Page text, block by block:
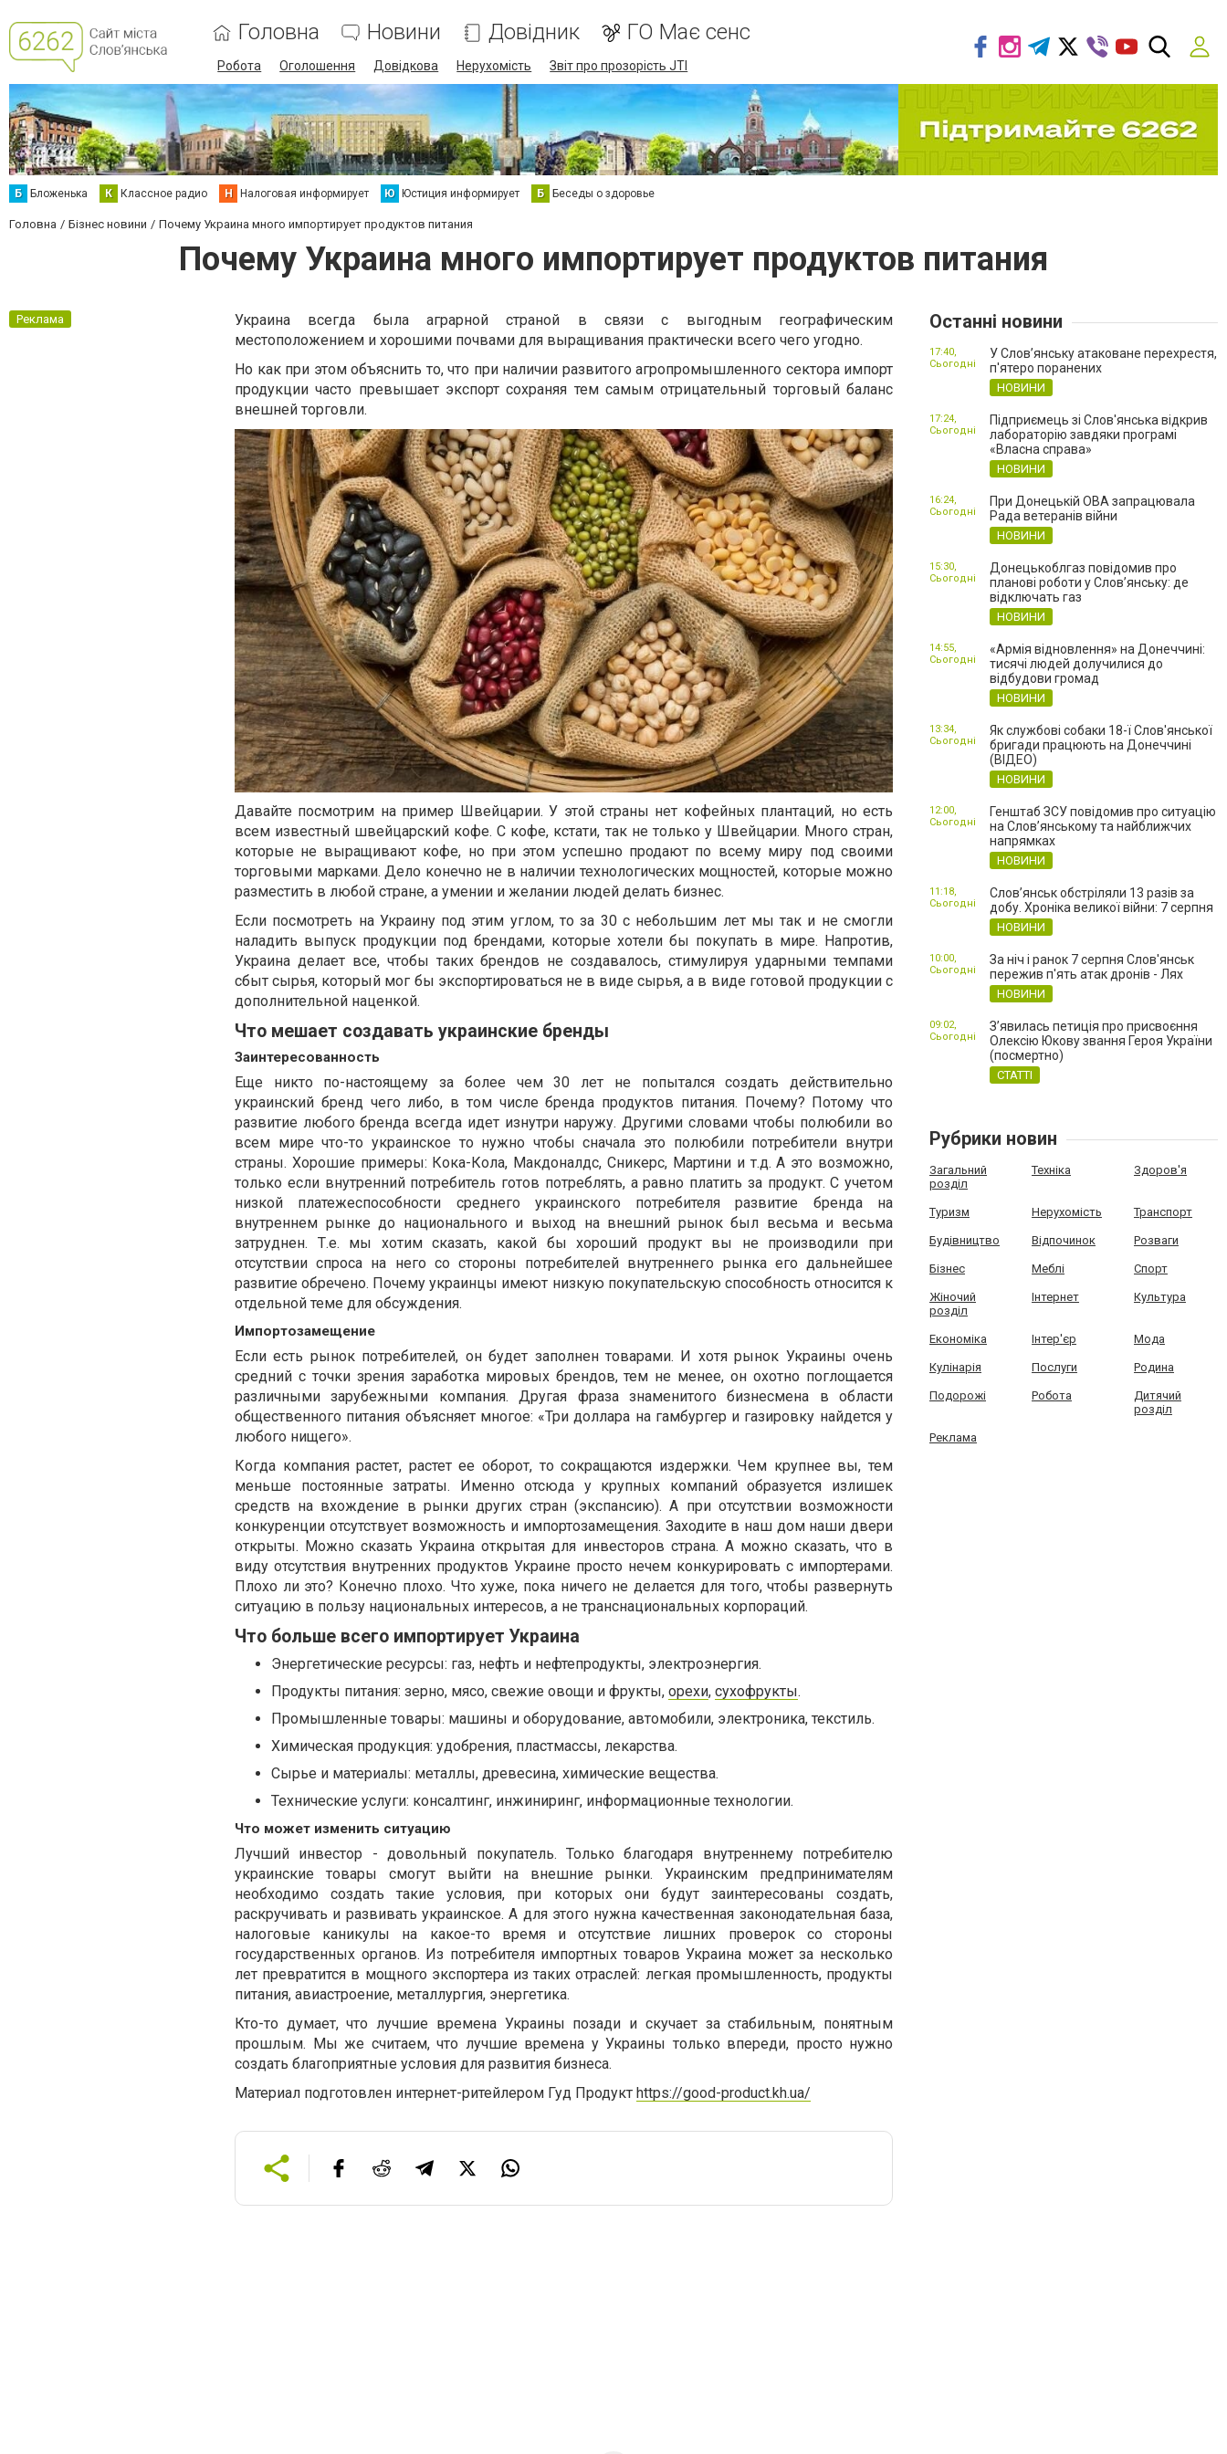
Головна Новини Довідник ГО Має сенс
Робота Оголошення Довідкова Нерухомість Звіт про прозорість JTI
Б Бложенька К Классное радио Н Налоговая информирует Ю Юстиция информирует Б Беседы о здоровье
Головна Бізнес новини Почему Украина много импортирует продуктов питания
Почему Украина много импортирует продуктов питания
Реклама
Украина всегда была аграрной страной в связи с выгодным географическим
местоположением и хорошими почвами для выращивания практически всего чего угодно.
Но как при этом объяснить то, что при наличии развитого агропромышленного сектора импорт
продукции часто превышает экспорт сохраняя тем самым отрицательный торговый баланс
внешней торговли.
Давайте посмотрим на пример Швейцарии. У этой страны нет кофейных плантаций, но есть
всем известный швейцарский кофе. С кофе, кстати, так не только у Швейцарии. Много стран,
которые не выращивают кофе, но при этом успешно продают по всему миру под своими
торговыми марками. Дело конечно не в наличии технологических мощностей, которые можно
разместить в любой стране, а умении и желании людей делать бизнес.
Если посмотреть на Украину под этим углом, то за 30 с небольшим лет мы так и не смогли
наладить выпуск продукции под брендами, которые хотели бы покупать в мире. Напротив,
Украина делает все, чтобы таких брендов не создавалось, стимулируя ударными темпами
сбыт сырья, который мог бы экспортироваться не в виде сырья, а в виде готовой продукции с
дополнительной наценкой.
Что мешает создавать украинские бренды
Заинтересованность
Еще никто по-настоящему за более чем 30 лет не попытался создать действительно
украинский бренд чего либо, в том числе бренда продуктов питания. Почему? Потому что
развитие любого бренда всегда идет изнутри наружу. Другими словами чтобы полюбили во
всем мире что-то украинское то нужно чтобы сначала это полюбили потребители внутри
страны. Хорошие примеры: Кока-Кола, Макдоналдс, Сникерс, Мартини и т.д. А это возможно,
только если внутренний потребитель готов потреблять, а равно платить за продукт. С учетом
низкой платежеспособности среднего украинского потребителя развитие бренда на
внутреннем рынке до национального и выход на внешний рынок был весьма и весьма
затруднен. Т.е. мы хотим сказать, какой бы хороший продукт вы не производили при
отсутствии спроса на него со стороны потребителей внутреннего рынка его дальнейшее
развитие обречено. Почему украинцы имеют низкую покупательскую способность относится к
отдельной теме для обсуждения.
Импортозамещение
Если есть рынок потребителей, он будет заполнен товарами. И хотя рынок Украины очень
средний с точки зрения заработка мировых брендов, тем не менее, он охотно поглощается
различными зарубежными компания. Другая фраза знаменитого бизнесмена в области
общественного питания объясняет многое: «Три доллара на гамбургер и газировку найдется у
любого нищего».
Когда компания растет, растет ее оборот, то сокращаются издержки. Чем крупнее вы, тем
меньше постоянные затраты. Именно отсюда у крупных компаний образуется излишек
средств на вхождение в рынки других стран (экспансию). А при отсутствии возможности
конкуренции отсутствует возможность и импортозамещения. Заходите в наш дом наши двери
открыты. Можно сказать Украина открытая для инвесторов страна. А можно сказать, что в
виду отсутствия внутренних продуктов Украине просто нечем конкурировать с импортерами.
Плохо ли это? Конечно плохо. Что хуже, пока ничего не делается для того, чтобы развернуть
ситуацию в пользу национальных интересов, а не транснациональных корпораций.
Что больше всего импортирует Украина
Энергетические ресурсы: газ, нефть и нефтепродукты, электроэнергия.
Продукты питания: зерно, мясо, свежие овощи и фрукты, орехи, сухофрукты.
Промышленные товары: машины и оборудование, автомобили, электроника, текстиль.
Химическая продукция: удобрения, пластмассы, лекарства.
Сырье и материалы: металлы, древесина, химические вещества.
Технические услуги: консалтинг, инжиниринг, информационные технологии.
Что может изменить ситуацию
Лучший инвестор - довольный покупатель. Только благодаря внутреннему потребителю
украинские товары смогут выйти на внешние рынки. Украинским предпринимателям
необходимо создать такие условия, при которых они будут заинтересованы создать,
раскручивать и развивать украинское. А для этого нужна качественная законодательная база,
налоговые каникулы на какое-то время и отсутствие лишних проверок со стороны
государственных органов. Из потребителя импортных товаров Украина может за несколько
лет превратится в мощного экспортера из таких отраслей: легкая промышленность, продукты
питания, авиастроение, металлургия, энергетика.
Кто-то думает, что лучшие времена Украины позади и скучает за стабильным, понятным
прошлым. Мы же считаем, что лучшие времена у Украины только впереди, просто нужно
создать благоприятные условия для развития бизнеса.
Материал подготовлен интернет-ритейлером Гуд Продукт https://good-product.kh.ua/
Останні новини
У Слов’янську атаковане перехрестя,
п'ятеро поранених
НОВИНИ
17:40,
Сьогодні
Підприємець зі Слов'янська відкрив
лабораторію завдяки програмі
«Власна справа»
НОВИНИ
17:24,
Сьогодні
При Донецькій ОВА запрацювала
Рада ветеранів війни
НОВИНИ
16:24,
Сьогодні
Донецькоблгаз повідомив про
планові роботи у Слов’янську: де
відключать газ
НОВИНИ
15:30,
Сьогодні
«Армія відновлення» на Донеччині:
тисячі людей долучилися до
відбудови громад
НОВИНИ
14:55,
Сьогодні
Як службові собаки 18-ї Слов'янської
бригади працюють на Донеччині
(ВІДЕО)
НОВИНИ
13:34,
Сьогодні
Генштаб ЗСУ повідомив про ситуацію
на Слов’янському та найближчих
напрямках
НОВИНИ
12:00,
Сьогодні
Слов’янськ обстріляли 13 разів за
добу. Хроніка великої війни: 7 серпня
НОВИНИ
11:18,
Сьогодні
За ніч і ранок 7 серпня Слов'янськ
пережив п'ять атак дронів - Лях
НОВИНИ
10:00,
Сьогодні
З’явилась петиція про присвоєння
Олексію Юкову звання Героя України
(посмертно)
СТАТТІ
09:02,
Сьогодні
Рубрики новин
Загальний
розділ
Техніка Здоров'я
Туризм Нерухомість Транспорт
Будівництво Відпочинок Розваги
Бізнес Меблі Спорт
Жіночий
розділ
Інтернет Культура
Економіка Інтер'єр Мода
Кулінарія Послуги Родина
Подорожі Робота
Дитячий
розділ
Реклама